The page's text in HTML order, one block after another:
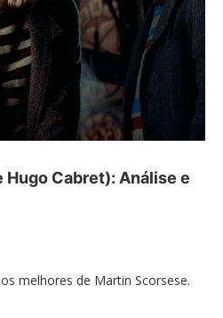
Hugo Cabret): Análise e
melhores de Martin Scorsese.